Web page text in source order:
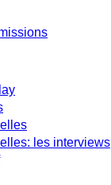
les interviews